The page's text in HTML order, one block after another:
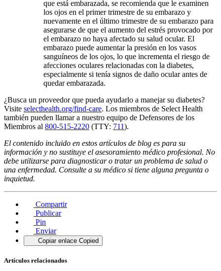
que está embarazada, se recomienda que le examinen
los ojos en el primer trimestre de su embarazo y
nuevamente en el último trimestre de su embarazo para
asegurarse de que el aumento del estrés provocado por
el embarazo no haya afectado su salud ocular. El
embarazo puede aumentar la presión en los vasos
sanguíneos de los ojos, lo que incrementa el riesgo de
afecciones oculares relacionadas con la diabetes,
especialmente si tenía signos de daño ocular antes de
quedar embarazada.
¿Busca un proveedor que pueda ayudarlo a manejar su diabetes?
Visite selecthealth.org/find-care. Los miembros de Select Health
también pueden llamar a nuestro equipo de Defensores de los
Miembros al 800-515-2220 (TTY: 711).
El contenido incluido en estos artículos de blog es para su
información y no sustituye el asesoramiento médico profesional. No
debe utilizarse para diagnosticar o tratar un problema de salud o
una enfermedad. Consulte a su médico si tiene alguna pregunta o
inquietud.
Compartir
Publicar
Pin
Enviar
Copiar enlace Copied
Artículos relacionados